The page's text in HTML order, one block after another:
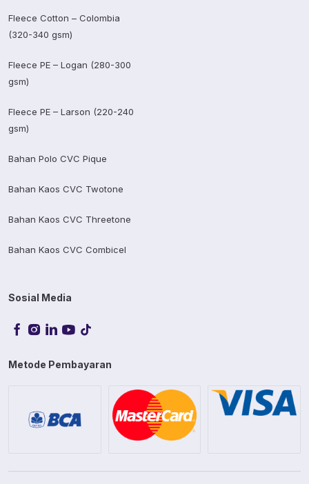
Fleece Cotton – Colombia
(320-340 gsm)
Fleece PE – Logan (280-300
gsm)
Fleece PE – Larson (220-240
gsm)
Bahan Polo CVC Pique
Bahan Kaos CVC Twotone
Bahan Kaos CVC Threetone
Bahan Kaos CVC Combicel
Sosial Media
Metode Pembayaran